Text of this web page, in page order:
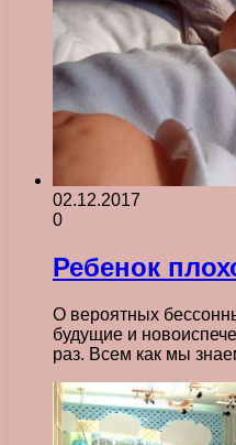
02.12.2017
0
Ребенок
О вероятных
будущие и
раз. Всем как мы